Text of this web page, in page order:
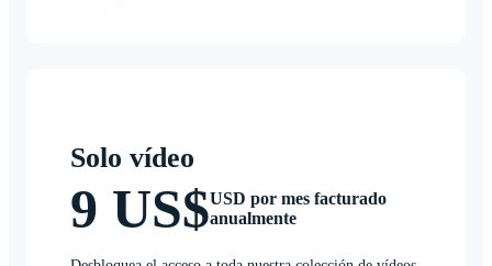
Solo vídeo
9 US$USD por mes facturado
anualmente